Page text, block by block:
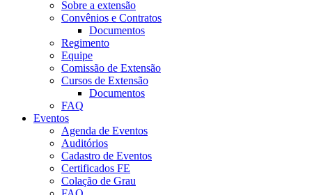
Sobre a extensão
Convênios e Contratos
Documentos
Regimento
Equipe
Comissão de Extensão
Cursos de Extensão
Documentos
FAQ
Eventos
Agenda de Eventos
Auditórios
Cadastro de Eventos
Certificados FE
Colação de Grau